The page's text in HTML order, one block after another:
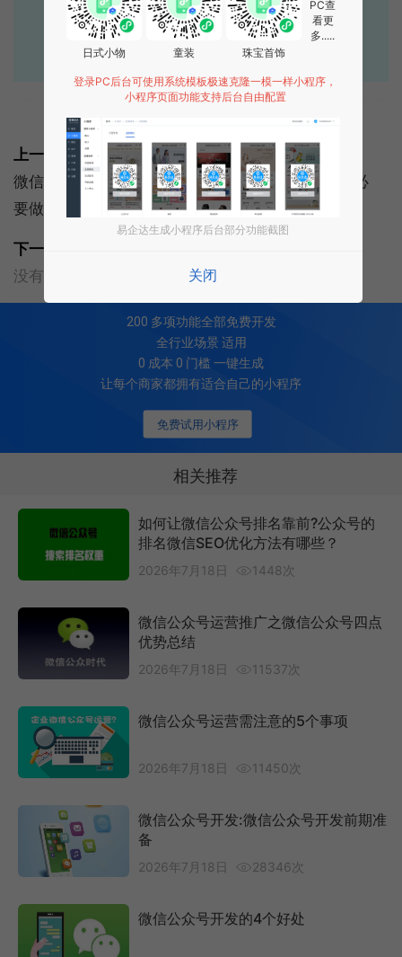
点击获取报价
标签:
上一篇:
微信公众号和小程序的区别 ，已经有公众号了还有必
要做小程序吗？
下一篇:
没有了
免费试用小程序
200 多项功能全部免费开发
全行业场景 适用
0 成本 0 门槛 一键生成
让每个商家都拥有适合自己的小程序
相关推荐
如何让微信公众号排名靠前?公众号的
排名微信SEO优化方法有哪些？
2026年7月18日 1448次
微信公众号运营推广之微信公众号四点
优势总结
2026年7月18日 11537次
微信公众号运营需注意的5个事项
2026年7月18日 11450次
微信公众号开发:微信公众号开发前期准
备
2026年7月18日 28346次
微信公众号开发的4个好处
日式小物 童装 珠宝首饰
PC查
看更
多.....
登录PC后台可使用系统模板极速克隆一模一样小程序，
小程序页面功能支持后台自由配置
易企达生成小程序后台部分功能截图
关闭